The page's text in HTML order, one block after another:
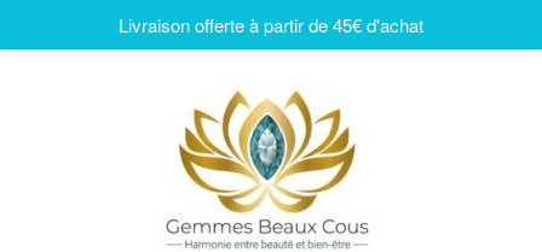
Livraison offerte à partir de 45€ d'achat